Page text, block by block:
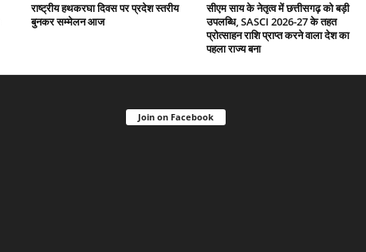
राष्ट्रीय हथकरघा दिवस पर प्रदेश स्तरीय
बुनकर सम्मेलन आज
सीएम साय के नेतृत्व में छत्तीसगढ़ को बड़ी
उपलब्धि, SASCI 2026-27 के तहत
प्रोत्साहन राशि प्राप्त करने वाला देश का
पहला राज्य बना
Join on Facebook